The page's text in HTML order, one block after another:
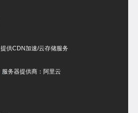
提供CDN加速/云存储服务
服务器提供商：阿里云